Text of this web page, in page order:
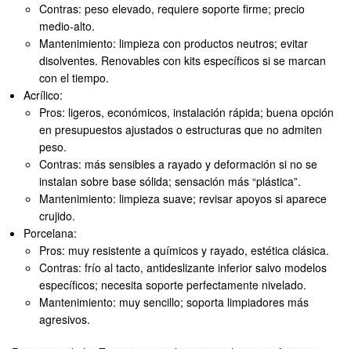
Contras: peso elevado, requiere soporte firme; precio
medio-alto.
Mantenimiento: limpieza con productos neutros; evitar
disolventes. Renovables con kits específicos si se marcan
con el tiempo.
Acrílico:
Pros: ligeros, económicos, instalación rápida; buena opción
en presupuestos ajustados o estructuras que no admiten
peso.
Contras: más sensibles a rayado y deformación si no se
instalan sobre base sólida; sensación más “plástica”.
Mantenimiento: limpieza suave; revisar apoyos si aparece
crujido.
Porcelana:
Pros: muy resistente a químicos y rayado, estética clásica.
Contras: frío al tacto, antideslizante inferior salvo modelos
específicos; necesita soporte perfectamente nivelado.
Mantenimiento: muy sencillo; soporta limpiadores más
agresivos.